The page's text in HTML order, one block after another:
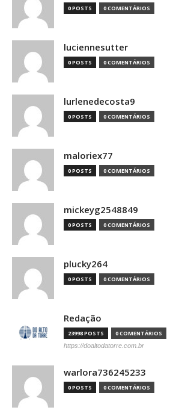
0 POSTS 0 COMENTÁRIOS
luciennesutter
0 POSTS 0 COMENTÁRIOS
lurlenedecosta9
0 POSTS 0 COMENTÁRIOS
maloriex77
0 POSTS 0 COMENTÁRIOS
mickeyg2548849
0 POSTS 0 COMENTÁRIOS
plucky264
0 POSTS 0 COMENTÁRIOS
Redação
23998 POSTS 0 COMENTÁRIOS
https://doaltodatorre.com.br
warlora736245233
0 POSTS 0 COMENTÁRIOS